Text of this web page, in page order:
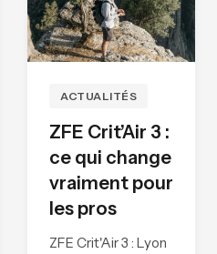
ACTUALITÉS
ZFE Crit’Air 3 :
ce qui change
vraiment pour
les pros
ZFE Crit'Air 3 : Lyon